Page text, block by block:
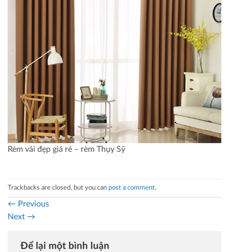
Rèm vải đẹp giá rẻ – rèm Thụy Sỹ
Trackbacks are closed, but you can post a comment.
← Previous
Next →
Để lại một bình luận